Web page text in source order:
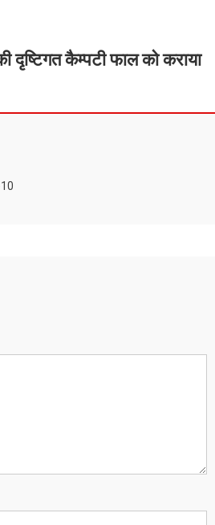
दृष्टिगत कैम्पटी फाल को कराया